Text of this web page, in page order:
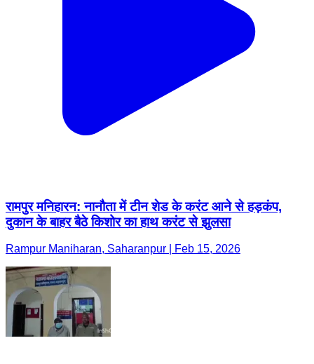
रामपुर मनिहारन: नानौता में टीन शेड के करंट आने से हड़कंप,
दुकान के बाहर बैठे किशोर का हाथ करंट से झुलसा
Rampur Maniharan, Saharanpur | Feb 15, 2026